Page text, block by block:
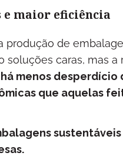
e maior eficiência
produção de
soluções caras, mas
menos
que aquelas